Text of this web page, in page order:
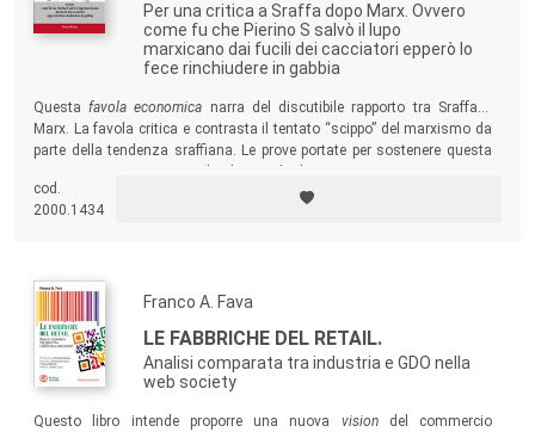
Per una critica a Sraffa dopo Marx. Ovvero
come fu che Pierino S salvò il lupo
marxicano dai fucili dei cacciatori epperò lo
fece rinchiudere in gabbia
Questafavola economica narra del discutibile rapporto tra Sraffa e
Marx. La favola critica e contrasta il tentato “scippo” del marxismo da
parte della tendenza sraffiana. Le prove portate per sostenere questa
ragione è implicitamente respinta l’emarginazione del marxismo
perpetrata dal pensiero economico dominante.
cod.
2000.1434
Franco A. Fava
LE FABBRICHE DEL RETAIL.
Analisi comparata tra industria e GDO nella
web society
Questo libro intende proporre una nuova visiondel commercio